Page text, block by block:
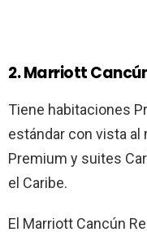
2. Marriott
Tiene habitaciones
estándar con vista al
Premium y suites
el Caribe.
El Marriott Cancún